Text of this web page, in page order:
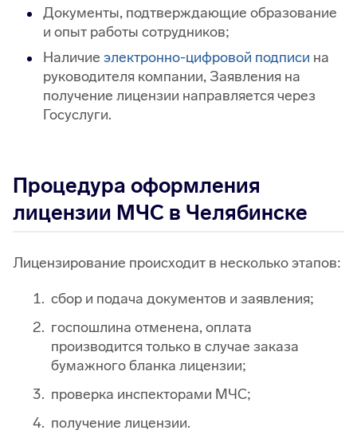
Документы, подтверждающие образование
и опыт работы сотрудников;
Наличие электронно-цифровой подписи на
руководителя компании, Заявления на
получение лицензии направляется через
Госуслуги.
Процедура оформления
лицензии МЧС в Челябинске
Лицензирование происходит в несколько этапов:
сбор и подача документов и заявления;
госпошлина отменена, оплата
производится только в случае заказа
бумажного бланка лицензии;
проверка инспекторами МЧС;
получение лицензии.